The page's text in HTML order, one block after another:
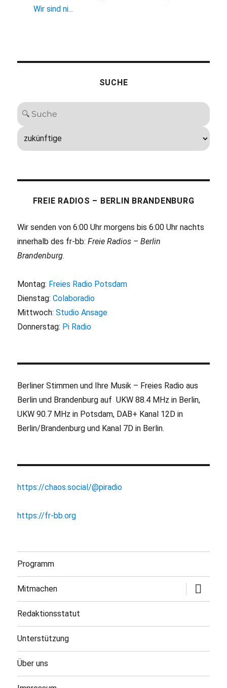
Wir sind ni...
SUCHE
FREIE RADIOS – BERLIN BRANDENBURG
Wir senden von 6:00 Uhr morgens bis 6:00 Uhr nachts
innerhalb des fr-bb:Freie Radios – Berlin
Brandenburg.
Montag: Freies Radio Potsdam
Dienstag:Colaboradio
Mittwoch:Studio Ansage
Donnerstag: Pi Radio
Berliner Stimmen und Ihre Musik – Freies Radio aus
Berlin und Brandenburg auf UKW 88.4 MHz in Berlin,
UKW 90.7 MHz in Potsdam, DAB+ Kanal 12D in
Berlin/Brandenburg und Kanal 7D in Berlin.
https://chaos.social/@piradio
https://fr-bb.org
Programm
Mitmachen
öffnen
Redaktionsstatut
Unterstützung
Über uns